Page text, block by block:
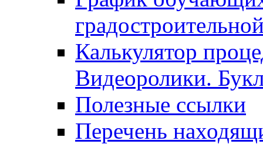
Калькулятор
Видеоролики.
Полезные ссылки
Перечень